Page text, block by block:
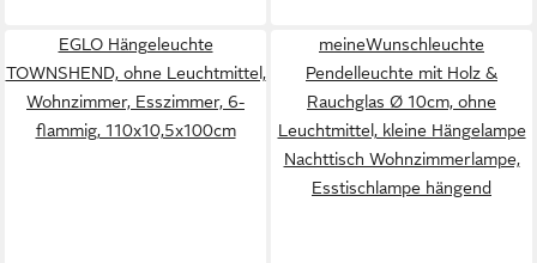
EGLO Hängeleuchte
TOWNSHEND, ohne Leuchtmittel,
Wohnzimmer, Esszimmer, 6-
flammig, 110x10,5x100cm
meineWunschleuchte
Pendelleuchte mit Holz &
Rauchglas Ø 10cm, ohne
Leuchtmittel, kleine Hängelampe
Nachttisch Wohnzimmerlampe,
Esstischlampe hängend